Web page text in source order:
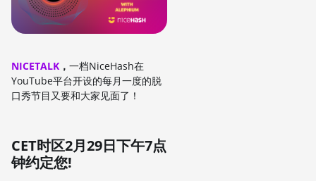
NICETALK ， 一档NiceHash在
YouTube平台开设的每月一度的脱
口秀节目又要和大家见面了！
CET时区2月29日下午7点
钟约定您!